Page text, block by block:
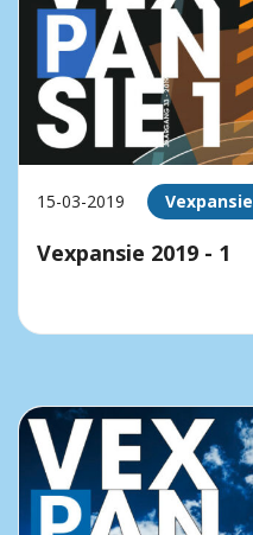
15-03-2019 Vexpansie
Vexpansie 2019 - 1